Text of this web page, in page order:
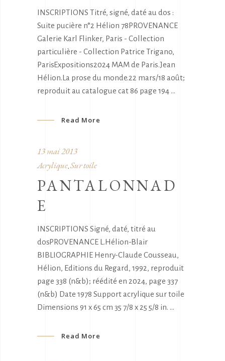
INSCRIPTIONS Titré, signé, daté au dos :
Suite pucière n°2 Hélion 78PROVENANCE
Galerie Karl Flinker, Paris - Collection
particulière - Collection Patrice Trigano,
ParisExpositions2024 MAM de Paris.Jean
Hélion.La prose du monde.22 mars/18 août;
reproduit au catalogue cat 86 page 194
Read More
13 mai 2013
Acrylique, Sur toile
PANTALONNAD
E
INSCRIPTIONS Signé, daté, titré au
dosPROVENANCE L.Hélion-Blair
BIBLIOGRAPHIE Henry-Claude Cousseau,
Hélion, Editions du Regard, 1992, reproduit
page 338 (n&b); réédité en 2024, page 337
(n&b) Date 1978 Support acrylique sur toile
Dimensions 91 x 65 cm 35 7/8 x 25 5/8 in.
Read More